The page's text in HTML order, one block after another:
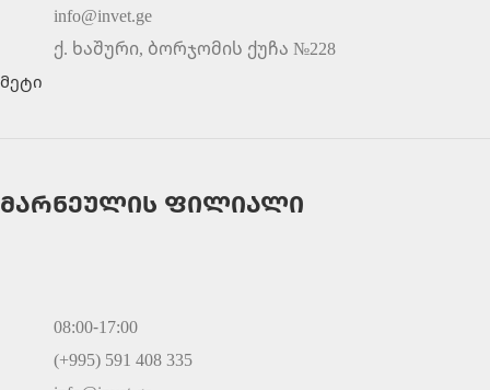
info@invet.ge
ქ. ხაშური, ბორჯომის ქუჩა №228
მეტი
მარნეულის ფილიალი
08:00-17:00
(+995) 591 408 335